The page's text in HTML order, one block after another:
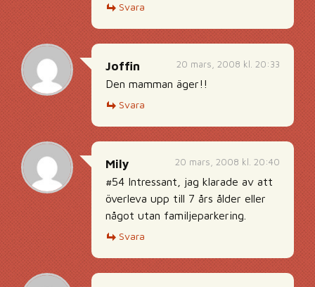
Svara
20 mars, 2008 kl. 20:33
Joffin
Den mamman äger!!
Svara
20 mars, 2008 kl. 20:40
Mily
#54 Intressant, jag klarade av att
överleva upp till 7 års ålder eller
något utan familjeparkering.
Svara